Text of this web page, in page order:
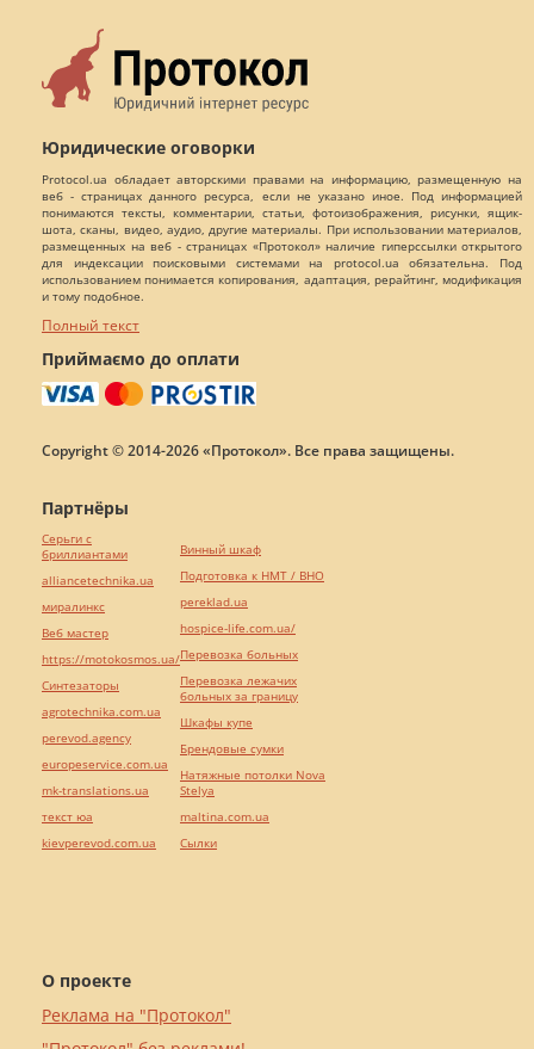
Юридические оговорки
Protocol.ua обладает авторскими правами на информацию, размещенную на
веб - страницах данного ресурса, если не указано иное. Под информацией
понимаются тексты, комментарии, статьи, фотоизображения, рисунки, ящик-
шота, сканы, видео, аудио, другие материалы. При использовании материалов,
размещенных на веб - страницах «Протокол» наличие гиперссылки открытого
для индексации поисковыми системами на protocol.ua обязательна. Под
использованием понимается копирования, адаптация, рерайтинг, модификация
и тому подобное.
Полный текст
Приймаємо до оплати
Copyright © 2014-2026 «Протокол». Все права защищены.
О проекте
Реклама на "Протокол"
Партнёры
Серьги с
бриллиантами
alliancetechnika.ua
миралинкс
Веб мастер
https://motokosmos.ua/
Синтезаторы
agrotechnika.com.ua
perevod.agency
europeservice.com.ua
mk-translations.ua
текст юа
kievperevod.com.ua
Винный шкаф
Подготовка к НМТ / ВНО
pereklad.ua
hospice-life.com.ua/
Перевозка больных
Перевозка лежачих
больных за границу
Шкафы купе
Брендовые сумки
Натяжные потолки Nova
Stelya
maltina.com.ua
Cылки